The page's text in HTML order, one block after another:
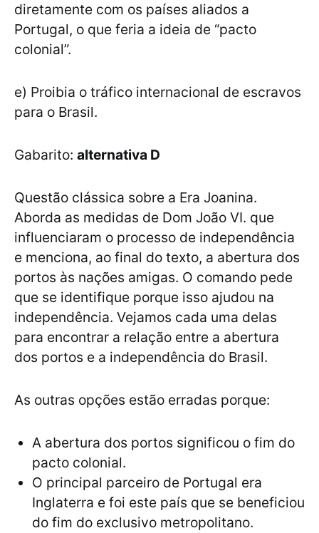
diretamente com os países aliados a
Portugal, o que feria a ideia de “pacto
colonial”.
e) Proibia o tráfico internacional de escravos
para o Brasil.
Gabarito: alternativa D
Questão clássica sobre a Era Joanina.
Aborda as medidas de Dom João VI. que
influenciaram o processo de independência
e menciona, ao final do texto, a abertura dos
portos às nações amigas. O comando pede
que se identifique porque isso ajudou na
independência. Vejamos cada uma delas
para encontrar a relação entre a abertura
dos portos e a independência do Brasil.
As outras opções estão erradas porque:
A abertura dos portos significou o fim do
pacto colonial.
O principal parceiro de Portugal era
Inglaterra e foi este país que se beneficiou
do fim do exclusivo metropolitano.